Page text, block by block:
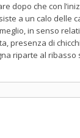
dopo che con
a un calo delle
in senso
presenza di
riparte al